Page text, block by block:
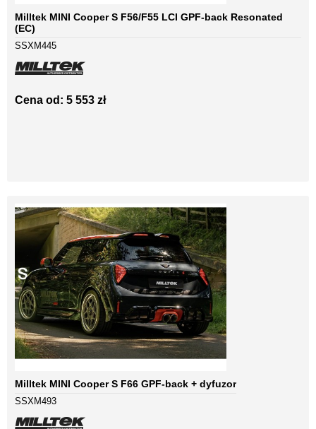
Milltek MINI Cooper S F56/F55 LCI GPF-back Resonated
(EC)
SSXM445
Cena od: 5 553 zł
Milltek MINI Cooper S F66 GPF-back + dyfuzor
SSXM493